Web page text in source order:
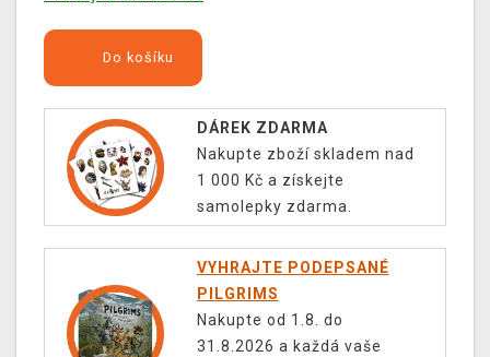
Do košíku
DÁREK ZDARMA
Nakupte zboží skladem nad
1 000 Kč a získejte
samolepky zdarma.
VYHRAJTE PODEPSANÉ
PILGRIMS
Nakupte od 1.8. do
31.8.2026 a každá vaše